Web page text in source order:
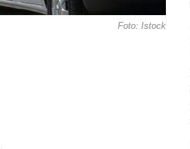
Foto: Istock